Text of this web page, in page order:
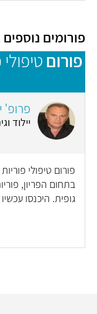
פורומים
פורום
פרופ'
יילוד
פורום טיפולי
בתחום הפריון,
גופית. היכנסו